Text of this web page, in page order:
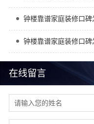
在线留言